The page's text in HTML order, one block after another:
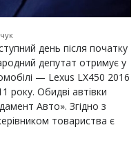
день після початку
депутат отримує у
— Lexus LX450 2016
року. Обидві автівки
Авто». Згідно з
товариства є